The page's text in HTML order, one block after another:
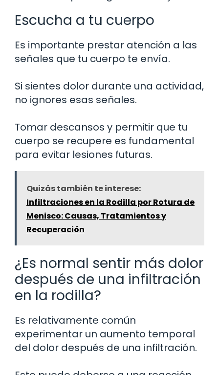
Escucha a tu cuerpo
Es importante prestar atención a las
señales que tu cuerpo te envía.
Si sientes dolor durante una actividad,
no ignores esas señales.
Tomar descansos y permitir que tu
cuerpo se recupere es fundamental
para evitar lesiones futuras.
Quizás también te interese:
Infiltraciones en la Rodilla por Rotura de
Menisco: Causas, Tratamientos y
Recuperación
¿Es normal sentir más dolor
después de una infiltración
en la rodilla?
Es relativamente común
experimentar un aumento temporal
del dolor después de una infiltración.